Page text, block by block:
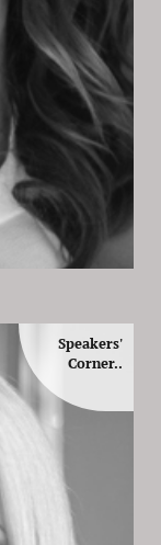
Speakers'
Corner..